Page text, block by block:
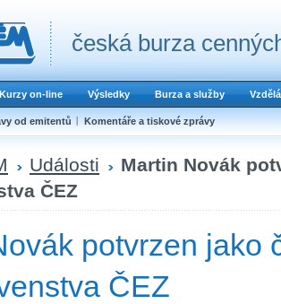
česká burza
Kurzy on-line Výsledky Burza a služby
od emitentů Komentáře a tiskové zprávy
Události
Martin Novák
ČEZ
potvrzen jako
ČEZ